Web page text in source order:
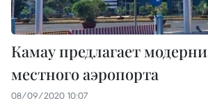
Камау предлагает
местного аэропорта
08/09/2020 10:07